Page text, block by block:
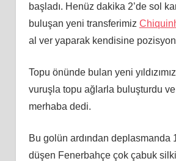
başladı. Henüz dakika 2’de sol
buluşan yeni transferimiz
al ver yaparak kendisine pozisyon
Topu önünde bulan yeni
vuruşla topu ağlarla buluşturdu
merhaba dedi.
Bu golün ardından deplasmanda
düşen Fenerbahçe çok çabuk